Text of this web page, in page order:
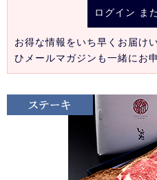
ログイン ま
お得な情報をいち早くお届け
ひメールマガジンも一緒にお